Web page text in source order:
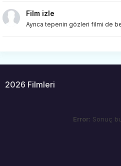
Film izle
Ayrıca tepenin gözleri filmi de
2026 Filmleri
Error: Sonuç